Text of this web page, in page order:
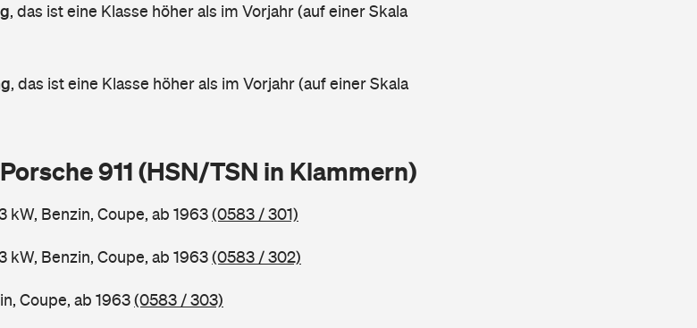
, das ist eine Klasse höher als im Vorjahr (auf einer Skala
, das ist eine Klasse höher als im Vorjahr (auf einer Skala
911 (HSN/TSN in Klammern)
kW, Benzin, Coupe, ab 1963(0583 / 301)
kW, Benzin, Coupe, ab 1963(0583 / 302)
Coupe, ab 1963(0583 / 303)